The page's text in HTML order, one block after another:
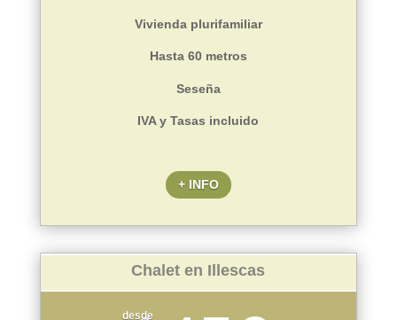
Vivienda plurifamiliar
Hasta 60 metros
Seseña
IVA y Tasas incluido
+ INFO
Chalet en Illescas
desde